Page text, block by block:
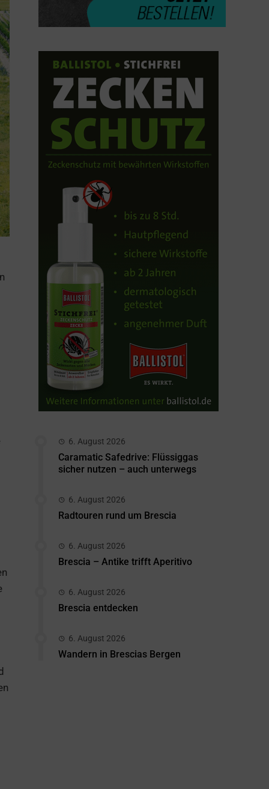
6. August 2026
Caramatic Safedrive: Flüssiggas
sicher nutzen – auch unterwegs
6. August 2026
Radtouren rund um Brescia
6. August 2026
Brescia – Antike trifft Aperitivo
6. August 2026
Brescia entdecken
6. August 2026
Wandern in Brescias Bergen